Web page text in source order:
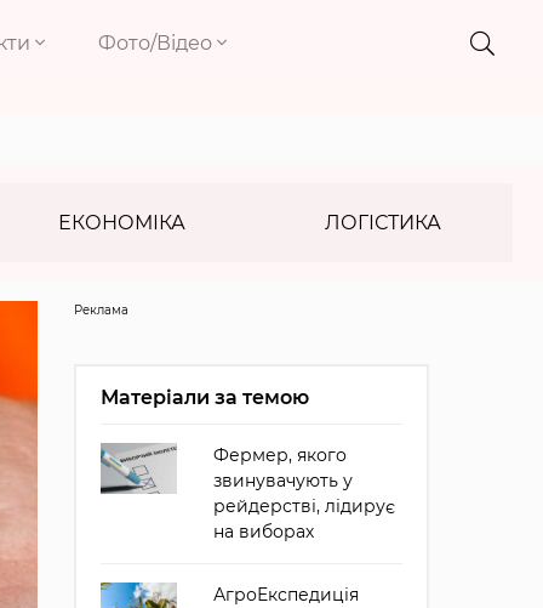
Фото/Відео
ЕКОНОМІКА ЛОГІСТИКА
Реклама
Матеріали за темою
Фермер, якого
звинувачують у
рейдерстві, лідирує
на виборах
АгроЕкспедиція